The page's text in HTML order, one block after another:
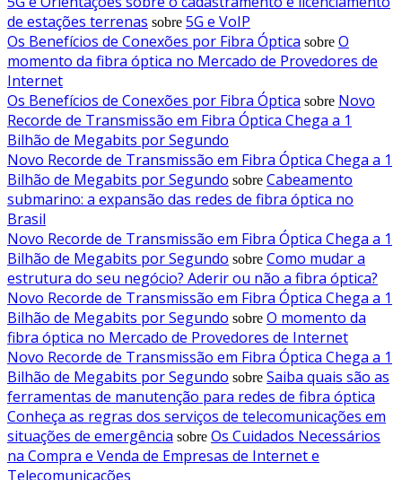
de estações terrenas sobre 5G e VoIP
Os Benefícios de Conexões por Fibra Óptica sobre O
momento da fibra óptica no Mercado de Provedores de
Internet
Os Benefícios de Conexões por Fibra Óptica sobre Novo
Recorde de Transmissão em Fibra Óptica Chega a 1
Bilhão de Megabits por Segundo
Novo Recorde de Transmissão em Fibra Óptica Chega a 1
Bilhão de Megabits por Segundo sobre Cabeamento
submarino: a expansão das redes de fibra óptica no
Brasil
Novo Recorde de Transmissão em Fibra Óptica Chega a 1
Bilhão de Megabits por Segundo sobre Como mudar a
estrutura do seu negócio? Aderir ou não a fibra óptica?
Novo Recorde de Transmissão em Fibra Óptica Chega a 1
Bilhão de Megabits por Segundo sobre O momento da
fibra óptica no Mercado de Provedores de Internet
Novo Recorde de Transmissão em Fibra Óptica Chega a 1
Bilhão de Megabits por Segundo sobre Saiba quais são as
ferramentas de manutenção para redes de fibra óptica
Conheça as regras dos serviços de telecomunicações em
situações de emergência sobre Os Cuidados Necessários
na Compra e Venda de Empresas de Internet e
Telecomunicações